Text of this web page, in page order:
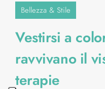
Bellezza & Stile
Vestirsi a
ravvivano il
terapie